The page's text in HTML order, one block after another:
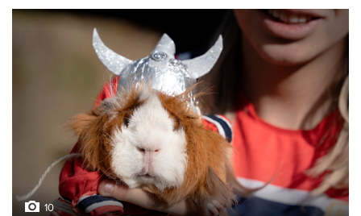
10